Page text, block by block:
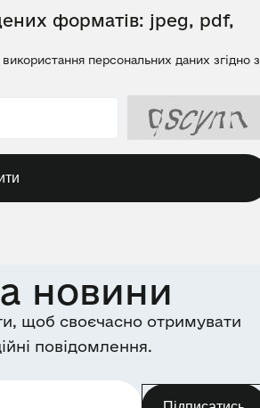
форматів: jpeg, pdf,
персональних даних згідно з
новини
щоб своєчасно отримувати
повідомлення.